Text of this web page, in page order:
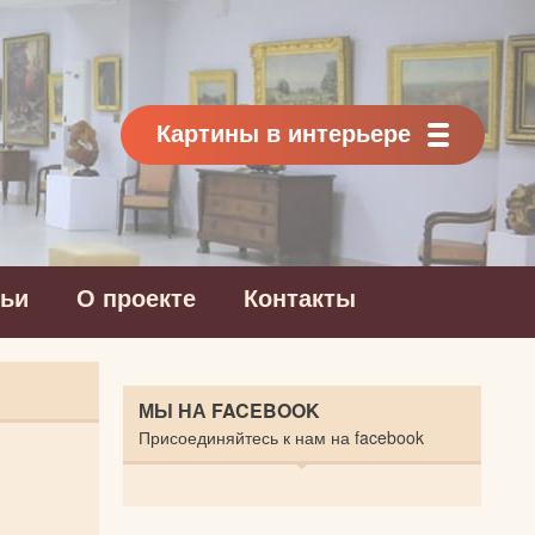
Картины в интерьере
О проекте Контакты
МЫ НА FACEBOOK
Присоединяйтесь к нам на facebook